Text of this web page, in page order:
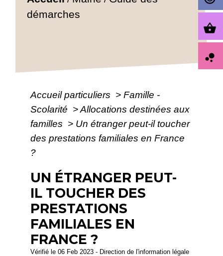
démarches
Accueil particuliers > Famille -
Scolarité >Allocations destinées aux
familles > Un étranger peut-il toucher
des prestations familiales en France
?
UN ÉTRANGER PEUT-
IL TOUCHER DES
PRESTATIONS
FAMILIALES EN
FRANCE ?
Vérifié le 06 Feb 2023 - Direction de l'information légale
shopping_basket
bubble_chart